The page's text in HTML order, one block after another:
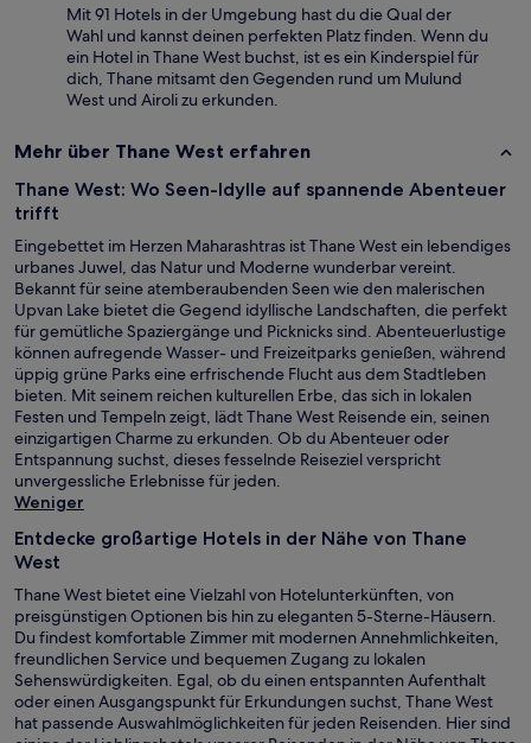
Mit 91 Hotels in der Umgebung hast du die Qual der
Wahl und kannst deinen perfekten Platz finden. Wenn du
ein Hotel in Thane West buchst, ist es ein Kinderspiel für
dich, Thane mitsamt den Gegenden rund um Mulund
West und Airoli zu erkunden.
Mehr über Thane West erfahren
Thane West: Wo Seen-Idylle auf spannende Abenteuer
trifft
Eingebettet im Herzen Maharashtras ist Thane West ein lebendiges
urbanes Juwel, das Natur und Moderne wunderbar vereint.
Bekannt für seine atemberaubenden Seen wie den malerischen
Upvan Lake bietet die Gegend idyllische Landschaften, die perfekt
für gemütliche Spaziergänge und Picknicks sind. Abenteuerlustige
können aufregende Wasser- und Freizeitparks genießen, während
üppig grüne Parks eine erfrischende Flucht aus dem Stadtleben
bieten. Mit seinem reichen kulturellen Erbe, das sich in lokalen
Festen und Tempeln zeigt, lädt Thane West Reisende ein, seinen
einzigartigen Charme zu erkunden. Ob du Abenteuer oder
Entspannung suchst, dieses fesselnde Reiseziel verspricht
unvergessliche Erlebnisse für jeden.
Weniger
Entdecke großartige Hotels in der Nähe von Thane
West
Thane West bietet eine Vielzahl von Hotelunterkünften, von
preisgünstigen Optionen bis hin zu eleganten 5-Sterne-Häusern.
Du findest komfortable Zimmer mit modernen Annehmlichkeiten,
freundlichen Service und bequemen Zugang zu lokalen
Sehenswürdigkeiten. Egal, ob du einen entspannten Aufenthalt
oder einen Ausgangspunkt für Erkundungen suchst, Thane West
hat passende Auswahlmöglichkeiten für jeden Reisenden. Hier sind